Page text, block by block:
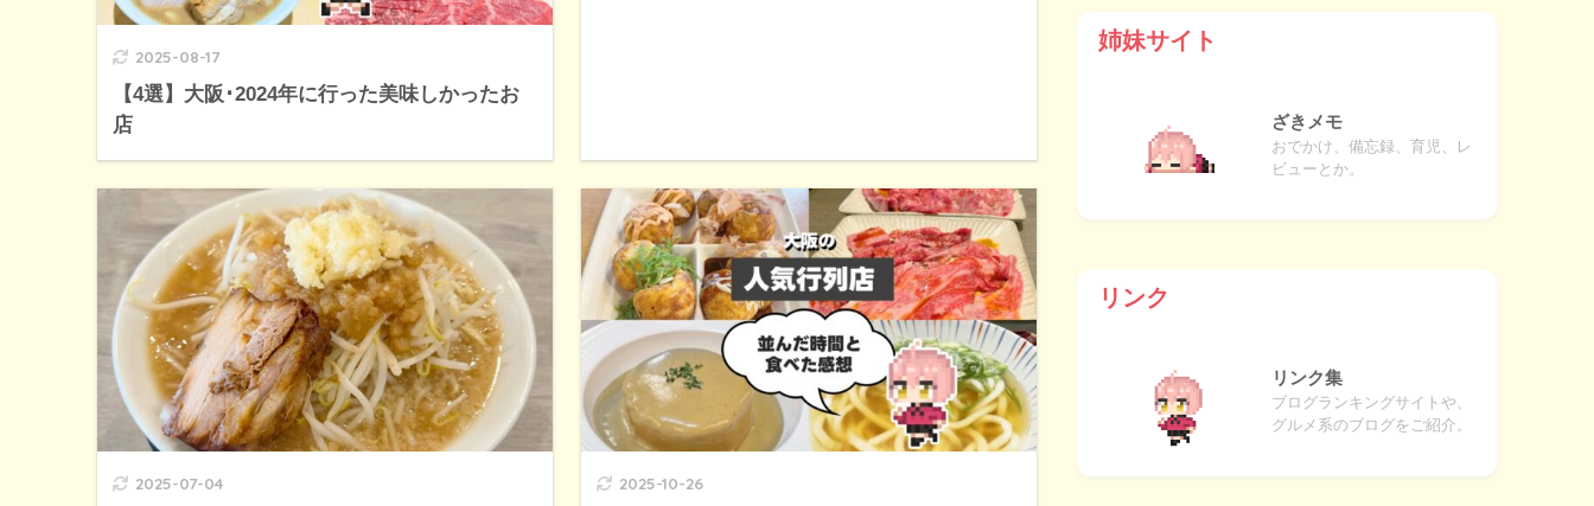
2025-08-17
【4選】大阪･2024年に行った美味しかったお
店
2025-07-04 2025-10-26
姉妹サイト
ざきメモ
おでかけ、備忘録、育児、レ
ビューとか。
リンク
リンク集
ブログランキングサイトや、
グルメ系のブログをご紹介。